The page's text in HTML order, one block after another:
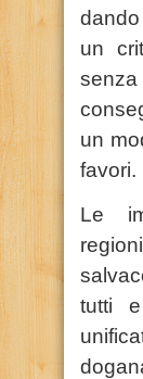
un
un
favori.
Le
tutti